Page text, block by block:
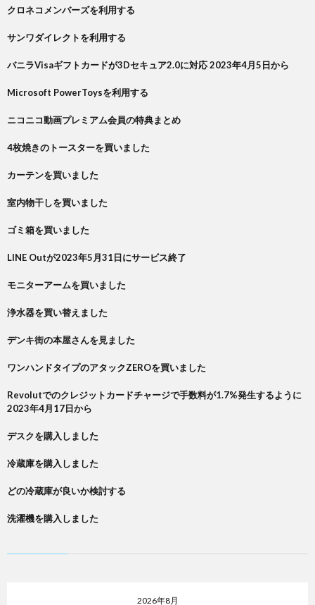
クロネコメンバーズを利用する
サンワダイレクトを利用する
バニラVisaギフトカードが3Dセキュア2.0に対応 2023年4月5日から
Microsoft PowerToysを利用する
ニコニコ動画プレミアム会員の特典まとめ
4枚焼きのトースターを買いました
カーテンを買いました
室内物干しを買いました
ゴミ箱を買いました
LINE Outが2023年5月31日にサービス終了
モニターアームを買いました
浄水器を買い替えました
デンキ街の本屋さんを見ました
ワンハンドタイプのアタックZEROを買いました
Revolutでのクレジットカードチャージで手数料が1.7%発生するように
2023年4月17日から
デスクを購入しました
冷蔵庫を購入しました
どの冷蔵庫が良いか検討する
洗濯機を購入しました
2026年8月